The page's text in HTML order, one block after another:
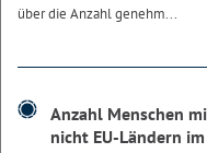
über die Anzahl genehm...
Anzahl Menschen
nicht EU-Ländern